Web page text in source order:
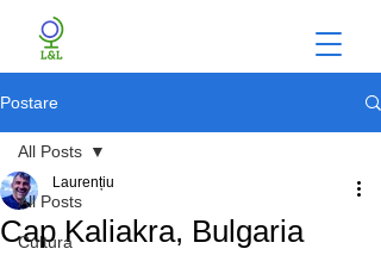
Postare
All Posts
Cultura
All Posts
Cap Kaliakra, Bulgaria
Laurențiu